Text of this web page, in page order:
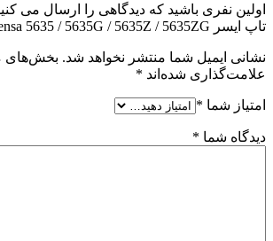
اولین نفری باشید که دیدگاهی را ارسال می
تاپ ایسر Acer Extensa 5635 / 5635G / 5635Z / 5635ZG”
نشانی ایمیل شما منتشر نخواهد شد. بخش‌های
علامت‌گذاری شده‌اند *
امتیاز شما *
دیدگاه شما *